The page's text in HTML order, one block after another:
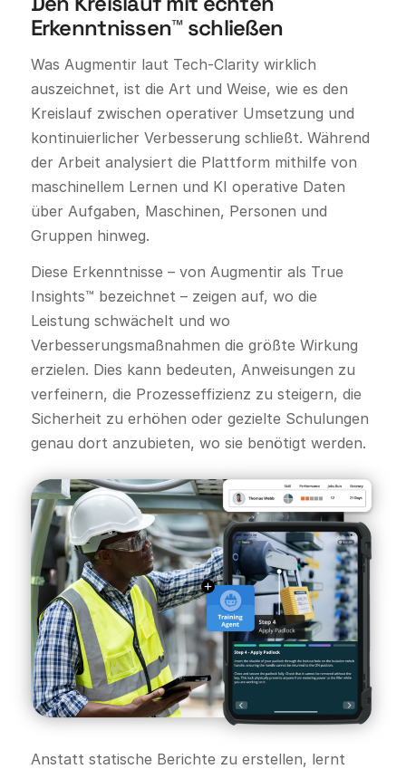
Erkenntnissen™ schließen
Was Augmentir laut Tech-Clarity wirklich
auszeichnet, ist die Art und Weise, wie es den
Kreislauf zwischen operativer Umsetzung und
kontinuierlicher Verbesserung schließt. Während
der Arbeit analysiert die Plattform mithilfe von
maschinellem Lernen und KI operative Daten
über Aufgaben, Maschinen, Personen und
Gruppen hinweg.
Diese Erkenntnisse – von Augmentir als True
Insights™ bezeichnet – zeigen auf, wo die
Leistung schwächelt und wo
Verbesserungsmaßnahmen die größte Wirkung
erzielen. Dies kann bedeuten, Anweisungen zu
verfeinern, die Prozesseffizienz zu steigern, die
Sicherheit zu erhöhen oder gezielte Schulungen
genau dort anzubieten, wo sie benötigt werden.
Anstatt statische Berichte zu erstellen, lernt